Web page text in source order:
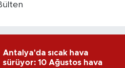
Antalya'da sıcak hava
sürüyor: 10 Ağustos hava